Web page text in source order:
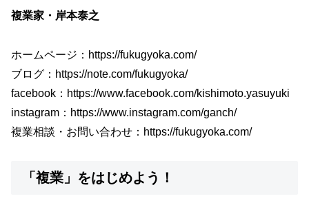
複業家・岸本泰之
ホームページ： https://fukugyoka.com/
ブログ： https://note.com/fukugyoka/
facebook： https://www.facebook.com/kishimoto.yasuyuki
instagram： https://www.instagram.com/ganch/
複業相談・お問い合わせ： https://fukugyoka.com/
「複業」をはじめよう！